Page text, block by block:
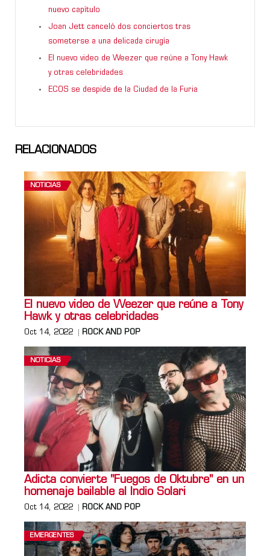
nuevo capítulo
Joan Jett canceló dos conciertos tras
someterse a una delicada cirugía
El nuevo video de Weezer que reúne a Tony Hawk
y otras celebridades
ECOS se despide de la Ciudad de la Furia
RELACIONADOS
NOTICIAS
El nuevo video de Weezer que reúne a Tony
Hawk y otras celebridades
Oct 14, 2022 ROCK AND POP
NOTICIAS
Adicta convierte "Fuegos de Oktubre" en un
homenaje bailable al Indio Solari
Oct 14, 2022 ROCK AND POP
EMERGENTES